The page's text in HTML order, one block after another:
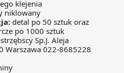
klejenia
niklowany
detal po 50 sztuk oraz
po 1000 sztuk
Sp.J. Aleja
Warszawa 022-8685228